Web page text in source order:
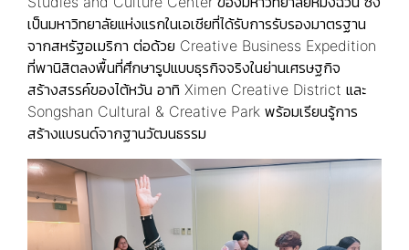
เป็นมหาวิทยาลัยแห่งแรกในเอเชียที่ได้รับการรับรองมาตรฐาน
จากสหรัฐอเมริกา ต่อด้วย Creative Business Expedition
ที่พานิสิตลงพื้นที่ศึกษารูปแบบธุรกิจจริงในย่านเศรษฐกิจ
สร้างสรรค์ของไต้หวัน อาทิ Ximen Creative District และ
Songshan Cultural & Creative Park พร้อมเรียนรู้การ
สร้างแบรนด์จากฐานวัฒนธรรม